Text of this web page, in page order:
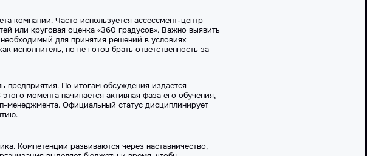
компании. Часто используется ассессмент-центр
или круговая оценка «360 градусов». Важно выявить
для принятия решений в условиях
исполнитель, но не готов брать ответственность за
предприятия. По итогам обсуждения издается
момента начинается активная фаза его обучения,
менеджмента. Официальный статус дисциплинирует
Компетенции развиваются через наставничество,